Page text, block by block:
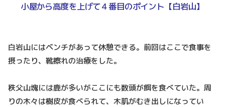
小屋から高度を上げて４番目のポイント【白岩山】
白岩山にはベンチがあって休憩できる。前回はここで食事を
摂ったり、靴擦れの治療をした。
秩父山塊には鹿が多いがここにも数頭が餌を食べていた。周
りの木々は樹皮が食べられて、木肌がむき出しになってい